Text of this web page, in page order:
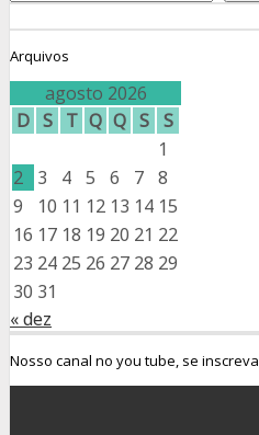
Arquivos
agosto 2026
D S T Q Q S
S
1
2
3 4 5 6 7 8
9
10 11 12 13 14 15
16 17 18 19 20 21 22
23 24 25 26 27 28 29
30 31
« dez
Nosso canal no you tube, se inscreva